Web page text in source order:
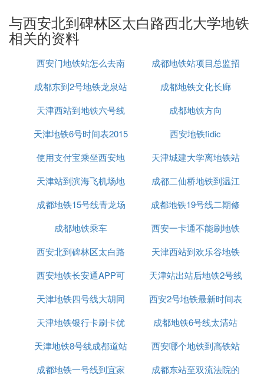
D. 西安北站到西北大学太白校区怎么走
1、西安北站步行450米，
E. 西北大学坐到哪一站坐地铁三号线西安
如图所示，西北大学（长安校区）离地铁三号线较
远，不能步行前往，可以选择乘坐公交车。
F. 从西安北站到西北大学长安校区怎么走
坐公交.
约49.5公里
1、从西安北站步行约400米,到达北客站
3、乘坐地铁3号线,经过2站, 到达太白南路站
4、步行约220米,到达西斜七路站
5、乘坐916路,经过44站, 到达西工大长安校区站
与西安北到碑林区太白路西北大学地铁
相关的资料
西安门地铁站怎么去南
京眼
成都地铁站项目总监招
聘
成都东到2号地铁龙泉站
成都地铁文化长廊
天津西站到地铁六号线
成都地铁方向
天津地铁6号时间表2015
西安地铁fidic
使用支付宝乘坐西安地
铁有优惠吗
天津城建大学离地铁站
天津站到滨海飞机场地
铁
成都二仙桥地铁到温江
怎么走
成都地铁15号线青龙场
成都地铁19号线二期修
好了吗
成都地铁乘车
西安一卡通不能刷地铁
西安北到碑林区太白路
西北大学地铁
天津西站到欢乐谷地铁
怎么坐车
西安地铁长安通APP可
以刷公交车吗
天津站出站后地铁2号线
天津地铁四号线大胡同
有站吗
西安2号地铁最新时间表
天津地铁银行卡刷卡优
惠吗
成都地铁6号线太清站
天津地铁8号线成都道站
位置
西安哪个地铁到高铁站
成都地铁一号线到宜家
成都东站至双流法院的